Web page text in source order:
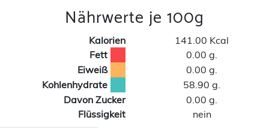
Nährwerte je 100g
Kalorien
141.00 Kcal
Fett
0.00 g.
Eiweiß
0.00 g.
Kohlenhydrate
58.90 g.
Davon Zucker
0.00 g.
Flüssigkeit
nein